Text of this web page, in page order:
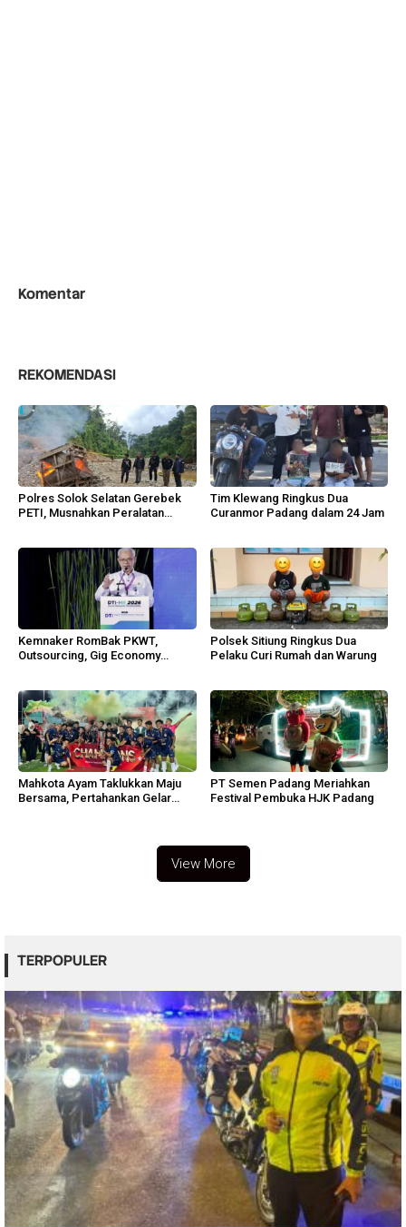
Komentar
REKOMENDASI
Polres Solok Selatan Gerebek
PETI, Musnahkan Peralatan
Tim Klewang Ringkus Dua
Curanmor Padang dalam 24 Jam
Kemnaker RomBak PKWT,
Outsourcing, Gig Economy
Polsek Sitiung Ringkus Dua
Pelaku Curi Rumah dan Warung
Mahkota Ayam Taklukkan Maju
Bersama, Pertahankan Gelar
PT Semen Padang Meriahkan
Festival Pembuka HJK Padang
View More
TERPOPULER